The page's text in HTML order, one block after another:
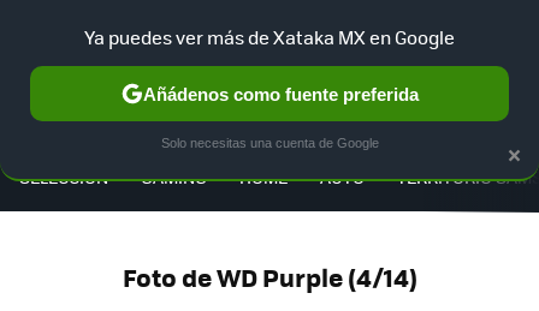
SELECCIÓN GAMING HOME AUTO TERRITORIO
Foto de WD Purple (4/14)
×
Ya puedes ver más de Xataka MX en Google
Añádenos como fuente preferida
Solo necesitas una cuenta de Google